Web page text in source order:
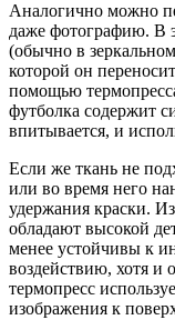
Аналогично можно
даже фотографию. В
(обычно в
которой он
помощью
футболка содержит
впитывается, и
Если же ткань не
или во время него
удержания краски.
обладают высокой
менее устойчивы к
воздействию, хотя и
термопресс
изображения к